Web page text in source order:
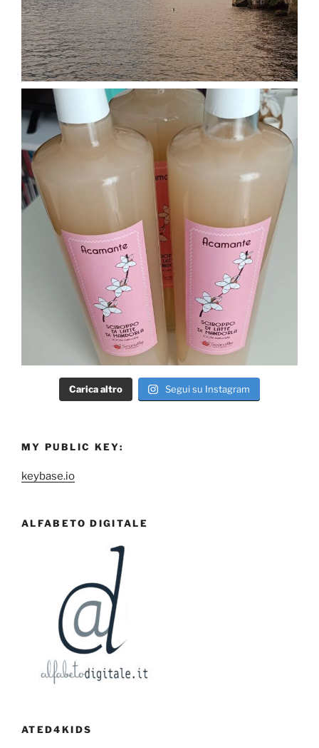
Carica altro Segui su Instagram
MY PUBLIC KEY:
keybase.io
ALFABETO DIGITALE
ATED4KIDS